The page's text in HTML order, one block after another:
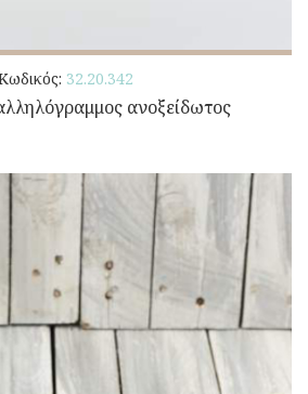
32.20.342
ανοξείδωτος